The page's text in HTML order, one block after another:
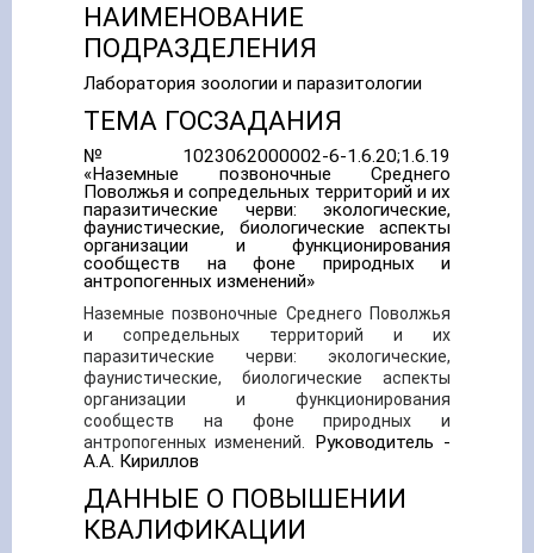
НАИМЕНОВАНИЕ
ПОДРАЗДЕЛЕНИЯ
Лаборатория зоологии и паразитологии
ТЕМА ГОСЗАДАНИЯ
№ 1023062000002-6-1.6.20;1.6.19
«Наземные позвоночные Среднего
Поволжья и сопредельных территорий и их
паразитические черви: экологические,
фаунистические, биологические аспекты
организации и функционирования
сообществ на фоне природных и
антропогенных изменений»
Наземные позвоночные Среднего Поволжья
и сопредельных территорий и их
паразитические черви: экологические,
фаунистические, биологические аспекты
организации и функционирования
сообществ на фоне природных и
антропогенных изменений.
Руководитель -
А.А. Кириллов
ДАННЫЕ О ПОВЫШЕНИИ
КВАЛИФИКАЦИИ